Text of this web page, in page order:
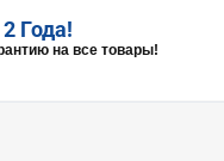
Года!
на все товары!